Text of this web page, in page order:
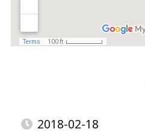
2018-02-18